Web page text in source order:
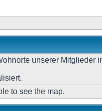
unserer
to see the map.